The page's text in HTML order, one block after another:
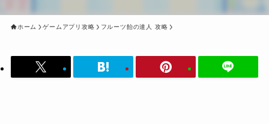
ホーム ゲームアプリ攻略 フルーツ飴の達人 攻略